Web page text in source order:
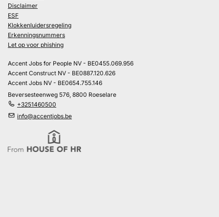
Disclaimer
ESF
Klokkenluidersregeling
Erkenningsnummers
Let op voor phishing
Accent Jobs for People NV - BE0455.069.956
Accent Construct NV - BE0887.120.626
Accent Jobs NV - BE0654.755.146
Beversesteenweg 576, 8800 Roeselare
+3251460500
info@accentjobs.be